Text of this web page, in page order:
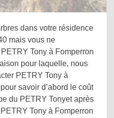
dans votre résidence
mais vous ne
Tony à Fomperron
pour laquelle, nous
PETRY Tony à
savoir d’abord le coût
du PETRY Tonyet après
Tony à Fomperron